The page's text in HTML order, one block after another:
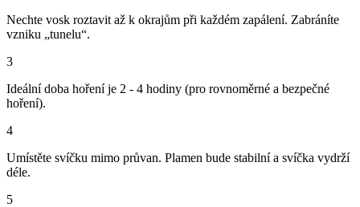
Nechte vosk roztavit až k okrajům při každém zapálení. Zabráníte
vzniku „tunelu“.
3
Ideální doba hoření je 2 - 4 hodiny (pro rovnoměrné a bezpečné
hoření).
4
Umístěte svíčku mimo průvan. Plamen bude stabilní a svíčka vydrží
déle.
5